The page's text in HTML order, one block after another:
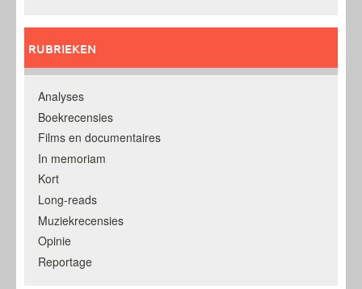
RUBRIEKEN
Analyses
Boekrecensies
Films en documentaires
In memoriam
Kort
Long-reads
Muziekrecensies
Opinie
Reportage